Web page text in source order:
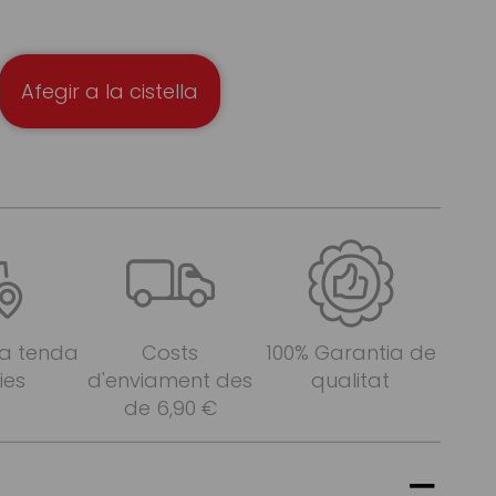
Afegir a la cistella
tenda
Costs
d'enviament des
de 6,90 €
100% Garantia de
qualitat